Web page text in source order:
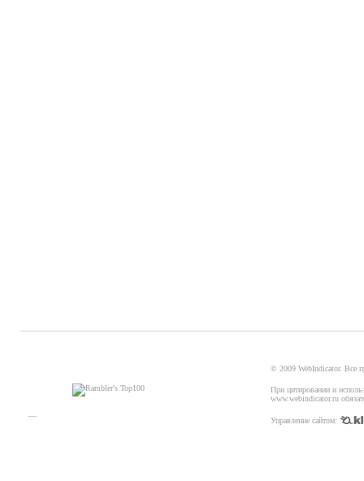
—
© 2009 WebIndicator. Все
При цитировании и
www.webindicator.ru
Управление сайтом: